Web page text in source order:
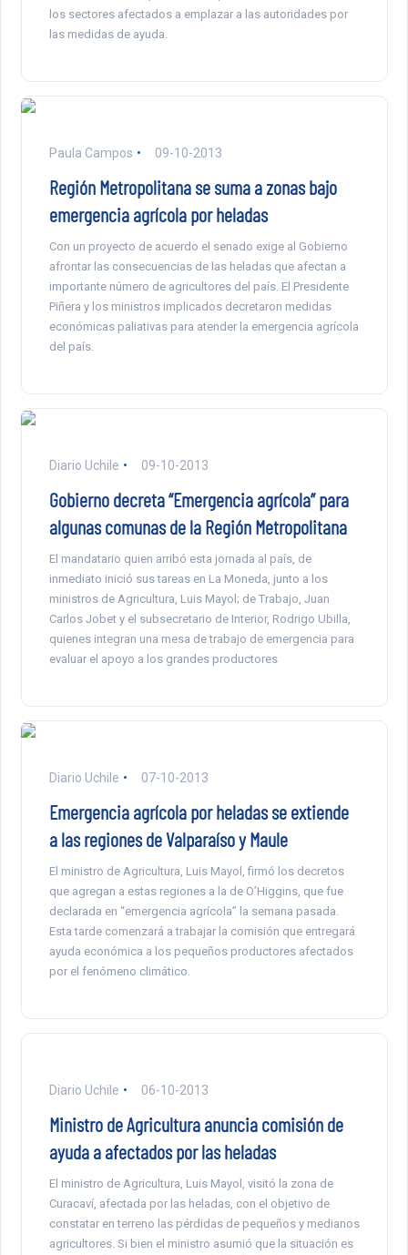
los sectores afectados a emplazar a las autoridades por
las medidas de ayuda.
Paula Campos 09-10-2013
Región Metropolitana se suma a zonas bajo
emergencia agrícola por heladas
Con un proyecto de acuerdo el senado exige al Gobierno
afrontar las consecuencias de las heladas que afectan a
importante número de agricultores del país. El Presidente
Piñera y los ministros implicados decretaron medidas
económicas paliativas para atender la emergencia agrícola
del país.
Diario Uchile 09-10-2013
Gobierno decreta “Emergencia agrícola” para
algunas comunas de la Región Metropolitana
El mandatario quien arribó esta jornada al país, de
inmediato inició sus tareas en La Moneda, junto a los
ministros de Agricultura, Luis Mayol; de Trabajo, Juan
Carlos Jobet y el subsecretario de Interior, Rodrigo Ubilla,
quienes integran una mesa de trabajo de emergencia para
evaluar el apoyo a los grandes productores
Diario Uchile 07-10-2013
Emergencia agrícola por heladas se extiende
a las regiones de Valparaíso y Maule
El ministro de Agricultura, Luis Mayol, firmó los decretos
que agregan a estas regiones a la de O’Higgins, que fue
declarada en “emergencia agrícola” la semana pasada.
Esta tarde comenzará a trabajar la comisión que entregará
ayuda económica a los pequeños productores afectados
por el fenómeno climático.
Diario Uchile 06-10-2013
Ministro de Agricultura anuncia comisión de
ayuda a afectados por las heladas
El ministro de Agricultura, Luis Mayol, visitó la zona de
Curacaví, afectada por las heladas, con el objetivo de
constatar en terreno las pérdidas de pequeños y medianos
agricultores. Si bien el ministro asumió que la situación es